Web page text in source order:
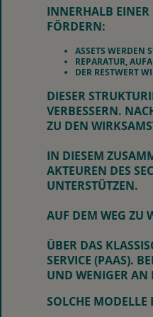
INNERHALB EINER
FÖRDERN:
ASSETS WERDEN
REPARATUR,
DER RESTWERT
DIESER
VERBESSERN.
ZU DEN
IN DIESEM
AKTEUREN DES
UNTERSTÜTZEN.
AUF DEM WEG ZU
ÜBER DAS
SERVICE (PAAS).
UND WENIGER AN
SOLCHE MODELLE